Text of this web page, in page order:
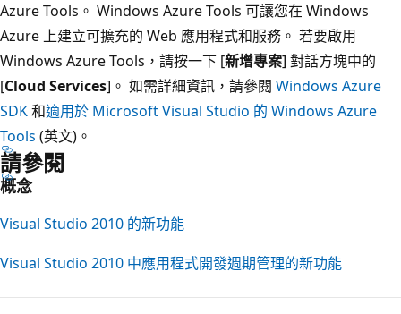
Azure Tools。 Windows Azure Tools 可讓您在 Windows
Azure 上建立可擴充的 Web 應用程式和服務。 若要啟用
Windows Azure Tools，請按一下 [新增專案] 對話方塊中的
[Cloud Services]。 如需詳細資訊，請參閱 Windows Azure
SDK和適用於 Microsoft Visual Studio 的 Windows Azure
Tools (英文)。
請參閱
概念
Visual Studio 2010 的新功能
Visual Studio 2010 中應用程式開發週期管理的新功能